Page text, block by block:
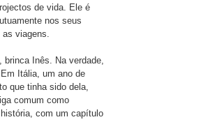
de vida. Ele é
nos seus
viagens.
Inês. Na verdade,
Itália, um ano de
que tinha sido dela,
comum como
com um capítulo